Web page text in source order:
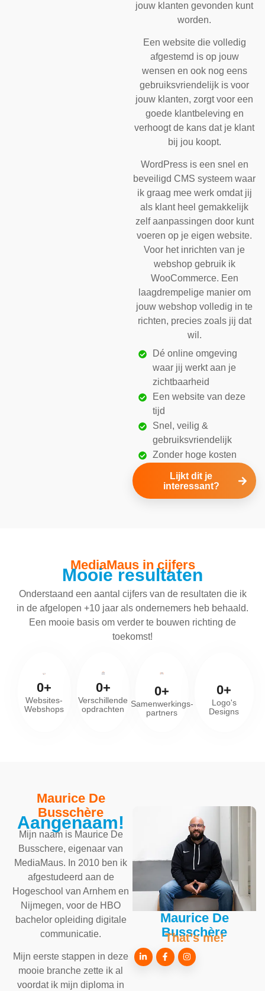
jouw klanten gevonden kunt
worden.
Een website die volledig
afgestemd is op jouw
wensen en ook nog eens
gebruiksvriendelijk is voor
jouw klanten, zorgt voor een
goede klantbeleving en
verhoogt de kans dat je klant
bij jou koopt.
WordPress is een snel en
beveiligd CMS systeem waar
ik graag mee werk omdat jij
als klant heel gemakkelijk
zelf aanpassingen door kunt
voeren op je eigen website.
Voor het inrichten van je
webshop gebruik ik
WooCommerce. Een
laagdrempelige manier om
jouw webshop volledig in te
richten, precies zoals jij dat
wil.
Dé online omgeving
waar jij werkt aan je
zichtbaarheid
Een website van deze
tijd
Snel, veilig &
gebruiksvriendelijk
Zonder hoge kosten
Lijkt dit je
interessant?
MediaMaus in cijfers
Mooie resultaten
Onderstaand een aantal cijfers van de resultaten die ik
in de afgelopen +10 jaar als ondernemers heb behaald.
Een mooie basis om verder te bouwen richting de
toekomst!
0+
Websites-
Webshops
0+
Verschillende
opdrachten
0+
Samenwerkings-
partners
0+
Logo's
Designs
Maurice De
Busschère
Aangenaam!
Mijn naam is Maurice De
Busschere, eigenaar van
MediaMaus. In 2010 ben ik
afgestudeerd aan de
Hogeschool van Arnhem en
Nijmegen, voor de HBO
bachelor opleiding digitale
communicatie.
Mijn eerste stappen in deze
mooie branche zette ik al
voordat ik mijn diploma in
Maurice De
Busschère
That’s me!